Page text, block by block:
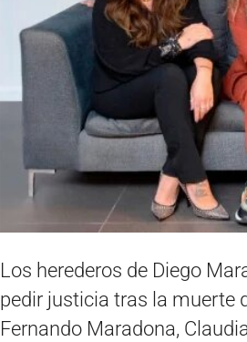
Los herederos de Diego
pedir justicia tras la muerte
Fernando Maradona,